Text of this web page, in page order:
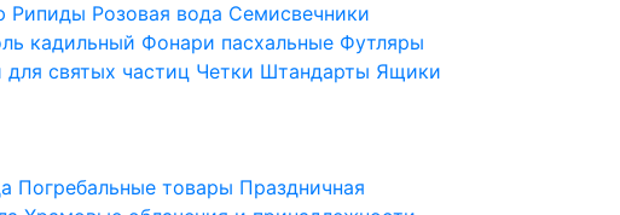
Рипиды Розовая вода Семисвечники
кадильный Фонари пасхальные Футляры
святых частиц Четки Штандарты Ящики
Погребальные товары Праздничная